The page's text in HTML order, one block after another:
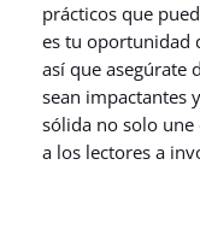
prácticos que
es tu oportunidad
así que asegúrate
sean impactantes
sólida no solo
a los lectores a